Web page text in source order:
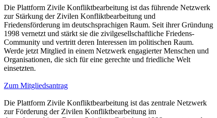
Die Plattform Zivile Konfliktbearbeitung ist das führende Netzwerk
zur Stärkung der Zivilen Konfliktbearbeitung und
Friedensförderung im deutschsprachigen Raum. Seit ihrer Gründung
1998 vernetzt und stärkt sie die zivilgesellschaftliche Friedens-
Community und vertritt deren Interessen im politischen Raum.
Werde jetzt Mitglied in einem Netzwerk engagierter Menschen und
Organisationen, die sich für eine gerechte und friedliche Welt
einsetzten.
Zum Mitgliedsantrag
Die Plattform Zivile Konfliktbearbeitung ist das zentrale Netzwerk
zur Förderung der Zivilen Konfliktbearbeitung im